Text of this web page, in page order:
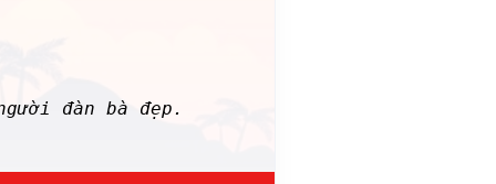
đàn bà đẹp.